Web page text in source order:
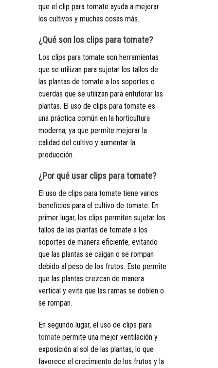
que el clip para tomate ayuda a mejorar
los cultivos y muchas cosas más.
¿Qué son los clips para tomate?
Los clips para tomate son herramientas
que se utilizan para sujetar los tallos de
las plantas de tomate a los soportes o
cuerdas que se utilizan para entutorar las
plantas. El uso de clips para tomate es
una práctica común en la horticultura
moderna, ya que permite mejorar la
calidad del cultivo y aumentar la
producción.
¿Por qué usar clips para tomate?
El uso de clips para tomate tiene varios
beneficios para el cultivo de tomate. En
primer lugar, los clips permiten sujetar los
tallos de las plantas de tomate a los
soportes de manera eficiente, evitando
que las plantas se caigan o se rompan
debido al peso de los frutos. Esto permite
que las plantas crezcan de manera
vertical y evita que las ramas se doblen o
se rompan.
En segundo lugar, el uso de clips para
tomate permite una mejor ventilación y
exposición al sol de las plantas, lo que
favorece el crecimiento de los frutos y la